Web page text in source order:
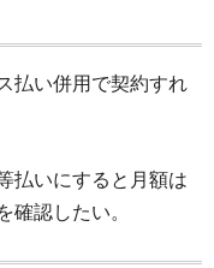
払い併用で契約すれ
払いにすると月額は
確認したい。